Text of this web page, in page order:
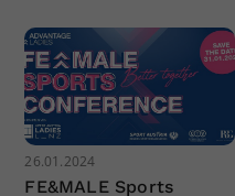
26.01.2024
FE&MALE Sports